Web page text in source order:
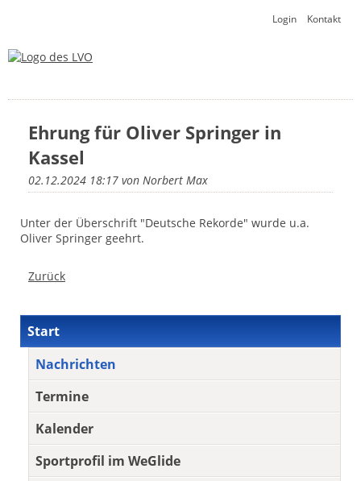
Navigation
Login Kontakt
Ehrung für Oliver Springer in
Kassel
02.12.2024 18:17 von Norbert Max
Unter der Überschrift "Deutsche Rekorde" wurde u.a.
Oliver Springer geehrt.
Zurück
überspringen
Start
Nachrichten
Termine
Kalender
Sportprofil im WeGlide